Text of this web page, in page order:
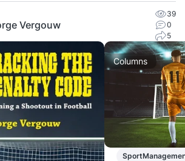
Vergouw
39
0
5
Columns